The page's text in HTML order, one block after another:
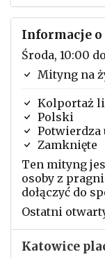
Informacje
Środa, 10:00
Mityng na
Kolportaż
Polski
Potwierdza
Zamknięte
Ten mityng
osoby z
dołączyć do
Ostatni
Katowice